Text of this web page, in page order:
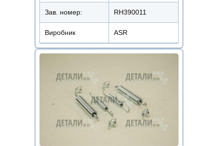
Зав. номер: RH390011
Виробник ASR